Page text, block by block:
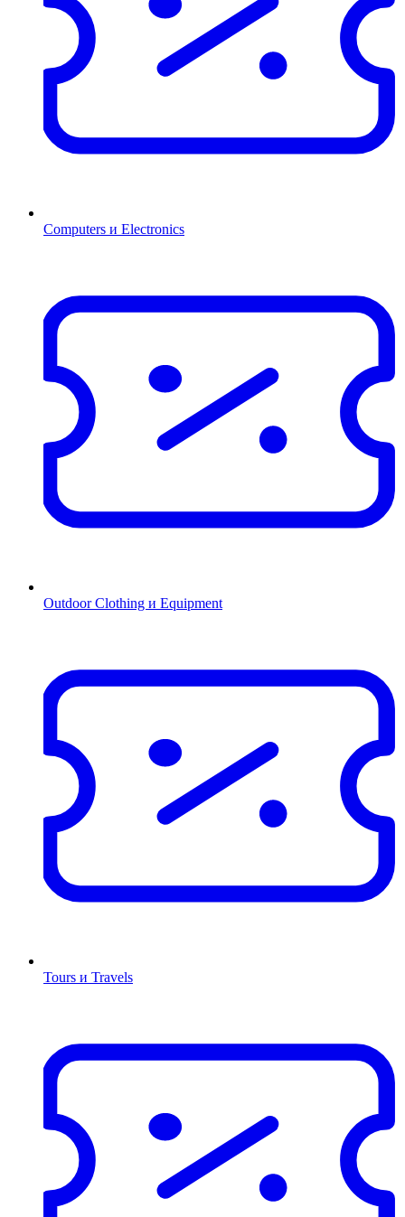
Computers и Electronics
Outdoor Clothing и Equipment
Tours и Travels